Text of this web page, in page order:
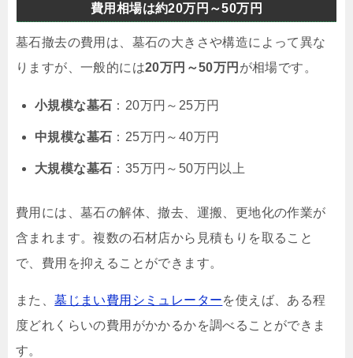
費用相場は約20万円～50万円
墓石撤去の費用は、墓石の大きさや構造によって異な
りますが、一般的には20万円～50万円 が相場です。
小規模な墓石 ：20万円～25万円
中規模な墓石 ：25万円～40万円
大規模な墓石 ：35万円～50万円以上
費用には、墓石の解体、撤去、運搬、更地化の作業が
含まれます。複数の石材店から見積もりを取ること
で、費用を抑えることができます。
また、墓じまい費用シミュレーターを使えば、ある程
度どれくらいの費用がかかるかを調べることができま
す。